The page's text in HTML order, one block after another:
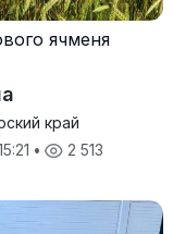
ячменя
край
• 2 513